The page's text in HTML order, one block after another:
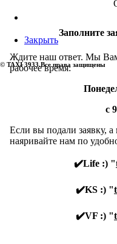
Заполните
Ждите наш ответ. Мы
рабочее время:
с
Если вы подали заявку,
наяривайте нам по
✔️Life :) "
✔️KS :) "
✔️VF :) "
Закрыть
© TAXI 3933.Все права защищены